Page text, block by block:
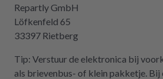
Repartly GmbH
Löfkenfeld 65
33397 Rietberg
Tip: Verstuur de elektronica bij
als brievenbus- of klein pakketje. Bij